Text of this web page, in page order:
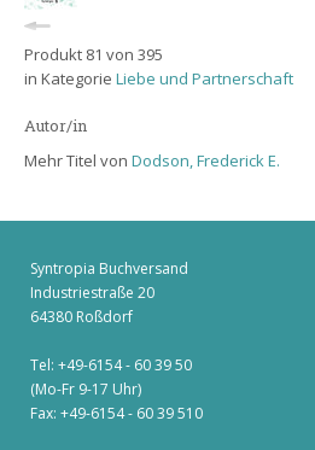
Produkt 81 von 395
in Kategorie Liebe und Partnerschaft
Autor/in
Mehr Titel von Dodson, Frederick E.
Syntropia Buchversand
Industriestraße 20
64380 Roßdorf
Tel: +49-6154 - 60 39 50
(Mo-Fr 9-17 Uhr)
Fax: +49-6154 - 60 39 510